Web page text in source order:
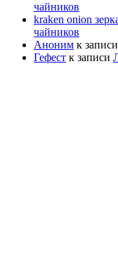
чайников
kraken onion
чайников
Аноним к записи
Гефест к записи